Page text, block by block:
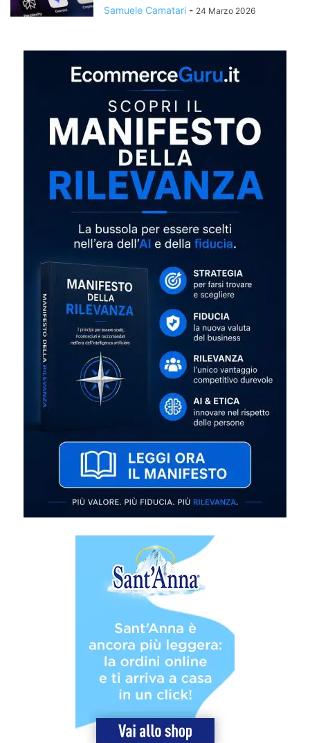
Samuele Camatari - 24 Marzo 2026